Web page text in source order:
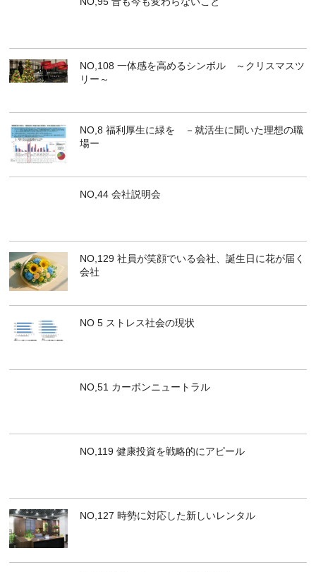
NO,108 一体感を高めるシンボル ～クリスマスツ
リー～
NO,8 福利厚生に緑を －就活生に聞いた理想の職
場ー
NO,44 会社説明会
NO,129 社員が笑顔でいる会社、誕生日に花が届く
会社
NO 5 ストレス社会の現状
NO,51 カーボンニュートラル
NO,119 健康投資を戦略的にアピール
NO,127 時勢に対応した新しいレンタル